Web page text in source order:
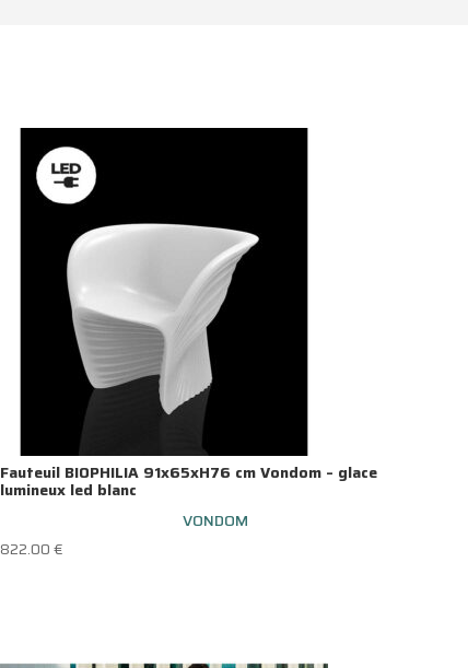
Fauteuil BIOPHILIA 91x65xH76 cm Vondom – glace
lumineux led blanc
VONDOM
822.00€